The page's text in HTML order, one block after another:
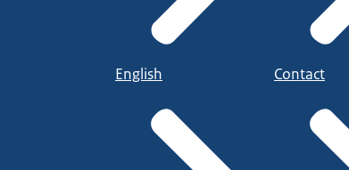
English Contact